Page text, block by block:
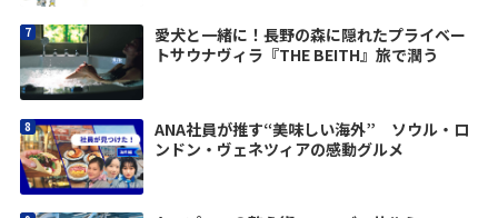
愛犬と一緒に！長野の森に隠れたプライベー
トサウナヴィラ『THE BEITH』旅で潤う
ANA社員が推す“美味しい海外” ソウル・ロ
ンドン・ヴェネツィアの感動グルメ